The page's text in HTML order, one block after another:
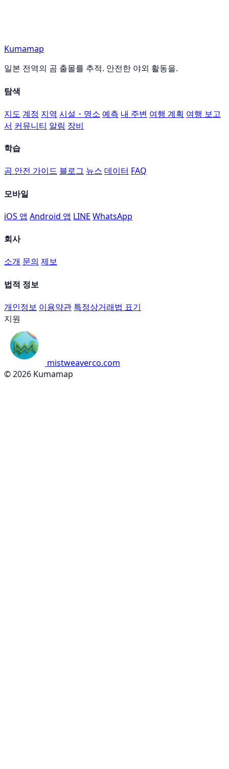
Kumamap
일본 전역의 곰 출몰를 추적. 안전한 야외 활동을.
탐색
지도 계정 지역 시설・명소 예측 내 주변 여행 계획 여행 보고
서 커뮤니티 알림 장비
학습
곰 안전 가이드 블로그 뉴스 데이터 FAQ
모바일
iOS 앱 Android 앱 LINE WhatsApp
회사
소개 문의 제보
법적 정보
개인정보 이용약관 특정상거래법 표기
지원
mistweaverco.com
© 2026 Kumamap